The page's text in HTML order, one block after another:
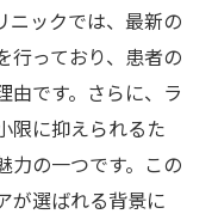
ニックでは、最新の
行っており、患者の
由です。さらに、ラ
限に抑えられるた
力の一つです。この
が選ばれる背景に